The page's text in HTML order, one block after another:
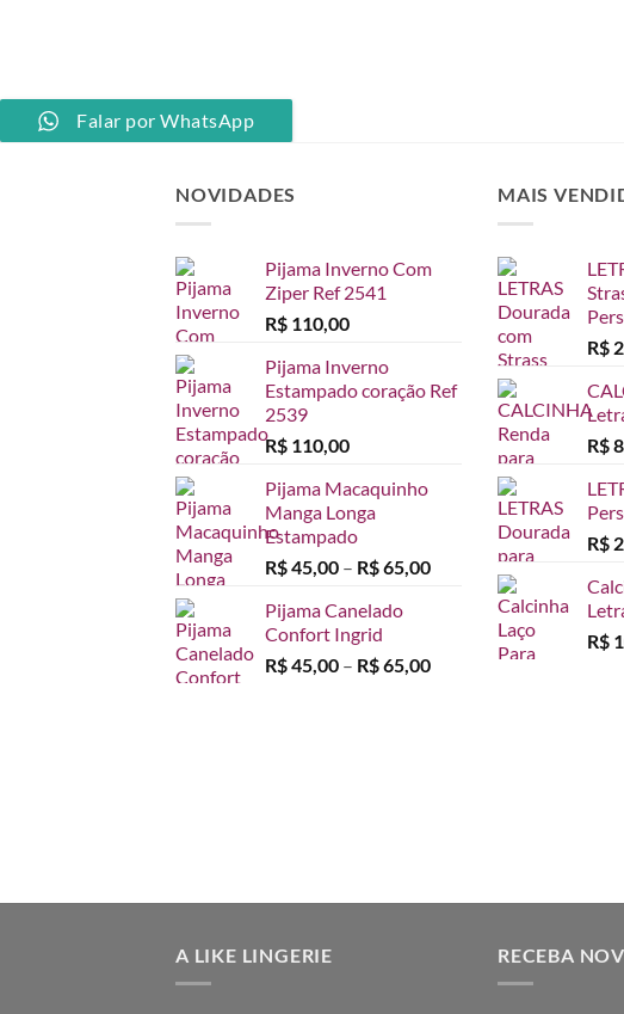
Falar por WhatsApp
NOVIDADES
Pijama Inverno Com
Ziper Ref 2541
R$ 110,00
Pijama Inverno
Estampado coração Ref
2539
R$ 110,00
Pijama Macaquinho
Manga Longa
Estampado
R$45,00 – R$65,00Faixa
R$ 45,00
através
Pijama Canelado
Confort Ingrid
R$45,00 – R$65,00Faixa
MAIS
R$
R$
R$
R$
A LIKE LINGERIE RECEBA